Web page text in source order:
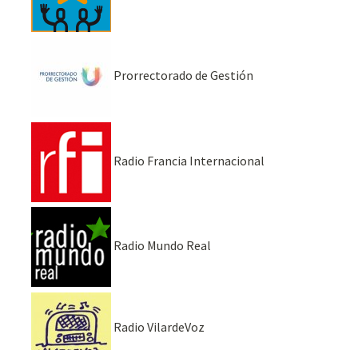
Prorrectorado de Gestión
Radio Francia Internacional
Radio Mundo Real
Radio VilardeVoz